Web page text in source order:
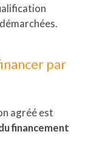
par
agréé est
financement